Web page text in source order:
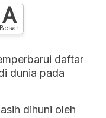
A
Besar
daftar
dunia pada
dihuni oleh